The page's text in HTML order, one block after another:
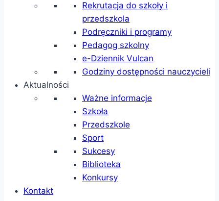
Rekrutacja do szkoły i
przedszkola
Podręczniki i programy
Pedagog szkolny
e-Dziennik Vulcan
Godziny dostępności nauczycieli
Aktualności
Ważne informacje
Szkoła
Przedszkole
Sport
Sukcesy
Biblioteka
Konkursy
Kontakt